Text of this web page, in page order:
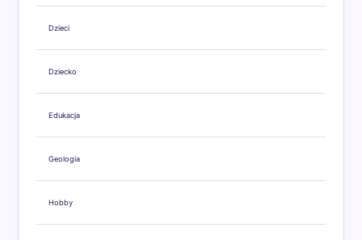
Dzieci
Dziecko
Edukacja
Geologia
Hobby